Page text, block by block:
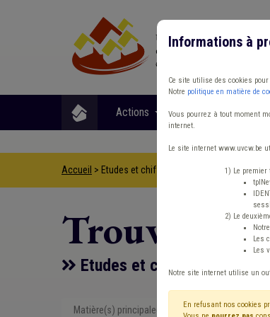
Actions Matières
Accueil > Etudes et chiffres CPAS GRD
Trouver un
Etudes et chiffres CPAS
Matière(s) principale(s)
Informations à
Ce site utilise des cookies
Notre politique en matière de
Vous pourrez à tout moment
internet.
Le site internet www.uvcw.be
1) Le
2) Le
Les
Les
Notre site internet utilise un
En refusant nos cookies